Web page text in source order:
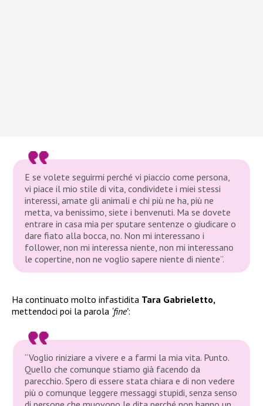
E se volete seguirmi perché vi piaccio come persona,
vi piace il mio stile di vita, condividete i miei stessi
interessi, amate gli animali e chi più ne ha, più ne
metta, va benissimo, siete i benvenuti. Ma se dovete
entrare in casa mia per sputare sentenze o giudicare o
dare fiato alla bocca, no. Non mi interessano i
follower, non mi interessa niente, non mi interessano
le copertine, non ne voglio sapere niente di niente”.
Ha continuato molto infastidita Tara Gabrieletto,
mettendoci poi la parola ‘fine’:
“Voglio riniziare a vivere e a farmi la mia vita. Punto.
Quello che comunque stiamo già facendo da
parecchio. Spero di essere stata chiara e di non vedere
più o comunque leggere messaggi stupidi, senza senso